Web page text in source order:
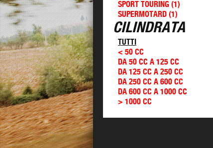
SPORT TOURING (1)
SUPERMOTARD (1)
CILINDRATA
TUTTI
< 50 CC
DA 50 CC A 125 CC
DA 125 CC A 250 CC
DA 250 CC A 600 CC
DA 600 CC A 1000 CC
> 1000 CC